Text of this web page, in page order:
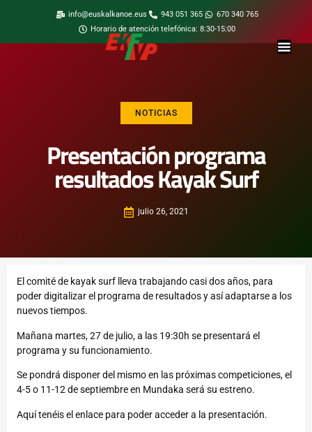
info@euskalkanoe.eus 943 051 365
670 340 765
Horario de atención telefónica: 8:30-15:00
NOTICIAS
Presentación programa
resultados Kayak Surf
julio 26, 2021
El comité de kayak surf lleva trabajando casi dos años, para
poder digitalizar el programa de resultados y así adaptarse a los
nuevos tiempos.
Mañana martes, 27 de julio, a las 19:30h se presentará el
programa y su funcionamiento.
Se pondrá disponer del mismo en las próximas competiciones, el
4-5 o 11-12 de septiembre en Mundaka será su estreno.
Aquí tenéis el enlace para poder acceder a la presentación.